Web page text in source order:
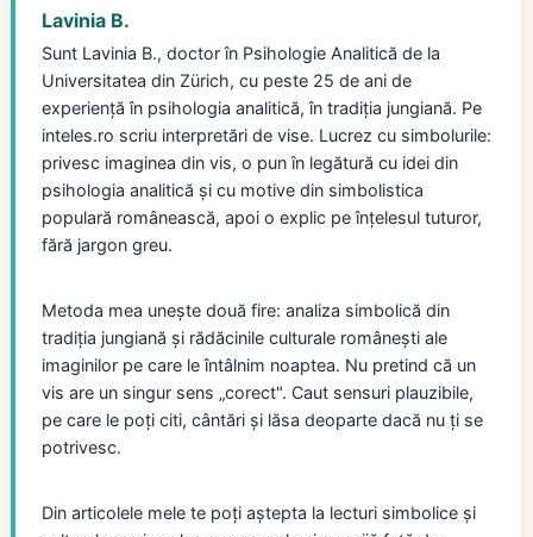
Lavinia B.
Sunt Lavinia B., doctor în Psihologie Analitică de la
Universitatea din Zürich, cu peste 25 de ani de
experiență în psihologia analitică, în tradiția jungiană. Pe
inteles.ro scriu interpretări de vise. Lucrez cu simbolurile:
privesc imaginea din vis, o pun în legătură cu idei din
psihologia analitică și cu motive din simbolistica
populară românească, apoi o explic pe înțelesul tuturor,
fără jargon greu.
Metoda mea unește două fire: analiza simbolică din
tradiția jungiană și rădăcinile culturale românești ale
imaginilor pe care le întâlnim noaptea. Nu pretind că un
vis are un singur sens „corect". Caut sensuri plauzibile,
pe care le poți citi, cântări și lăsa deoparte dacă nu ți se
potrivesc.
Din articolele mele te poți aștepta la lecturi simbolice și